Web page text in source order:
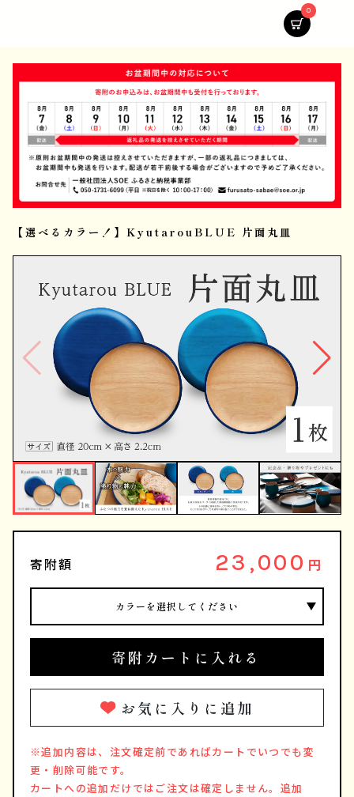
0
【選べるカラー！】KyutarouBLUE 片面丸皿
寄附額 23,000 円
カラーを選択してください
寄附カートに入れる
お気に入りに追加
※追加内容は、注文確定前であればカートでいつでも変
更・削除可能です。
カートへの追加だけではご注文は確定しません。追加